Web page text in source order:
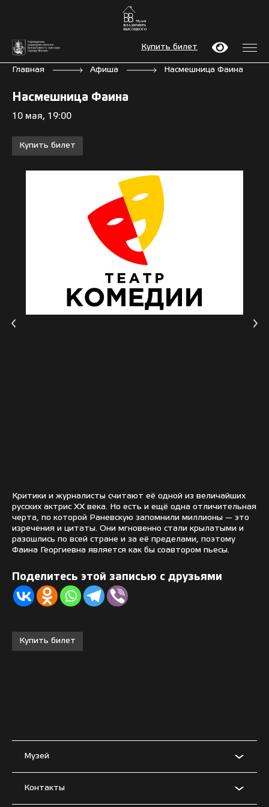
Купить билет
Главная Афиша Насмешница Фаина
Насмешница Фаина
10 мая, 19:00
Купить билет
Критики и журналисты считают её одной из величайших
русских актрис XX века. Но есть и ещё одна отличительная
черта, по которой Раневскую запомнили миллионы — это
изречения и цитаты. Они мгновенно стали крылатыми и
разошлись по всей стране и за её пределами, поэтому
Фаина Георгиевна является как бы соавтором пьесы.
Поделитесь этой записью с друзьями
Купить билет
Музей
Контакты